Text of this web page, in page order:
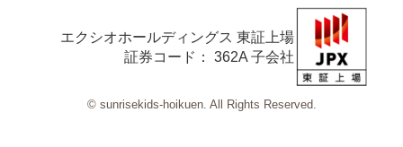
エクシオホールディングス 東証上場
証券コード： 362A 子会社
© sunrisekids-hoikuen. All Rights Reserved.